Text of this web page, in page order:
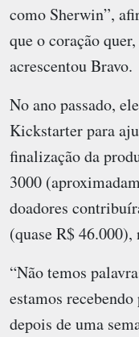
como Sherwin”,
que o coração
acrescentou Bravo.
No ano passado,
Kickstarter para
finalização da
3000
doadores
(quase R$ 46.000),
“Não temos
estamos
depois de uma